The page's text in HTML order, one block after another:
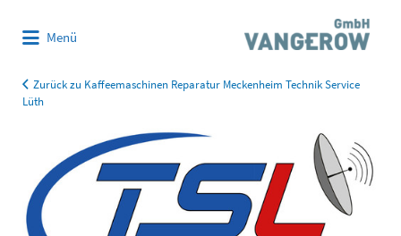
Menü
Zurück zu Kaffeemaschinen Reparatur Meckenheim Technik Service
Lüth